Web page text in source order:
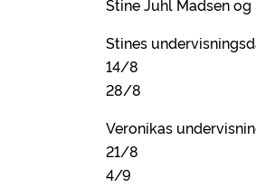
Stine Juhl Madsen
Stines
14/8
28/8
Veronikas
21/8
4/9